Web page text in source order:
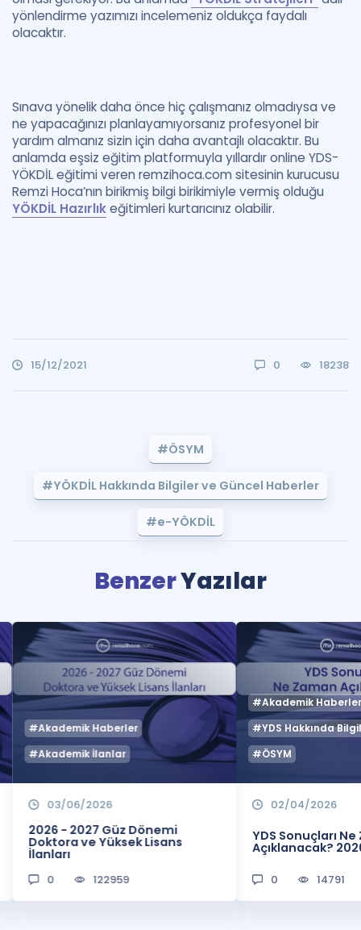
yönlendirme yazımızı incelemeniz oldukça faydalı
olacaktır.
Sınava yönelik daha önce hiç çalışmanız olmadıysa ve
ne yapacağınızı planlayamıyorsanız profesyonel bir
yardım almanız sizin için daha avantajlı olacaktır. Bu
anlamda eşsiz eğitim platformuyla yıllardır online YDS-
YÖKDİL eğitimi veren remzihoca.com sitesinin kurucusu
Remzi Hoca’nın birikmiş bilgi birikimiyle vermiş olduğu
YÖKDİL Hazırlıkeğitimleri kurtarıcınız olabilir.
15/12/2021 0 18238
#ÖSYM
#YÖKDİL Hakkında Bilgiler ve Güncel Haberler
#e-YÖKDİL
BenzerYazılar
#Akademik Haberler
#Akademik İlanlar
03/06/2026
2026 - 2027 Güz Dönemi
Doktora ve Yüksek Lisans
İlanları
0 122959
#Akademik
#YDS Hakkında
#ÖSYM
02/04/2026
YDS Sonuçları
Açıklanacak?
0 14791